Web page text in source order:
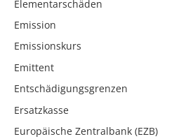
Elementarschäden
Emission
Emissionskurs
Emittent
Entschädigungsgrenzen
Ersatzkasse
Europäische Zentralbank (EZB)